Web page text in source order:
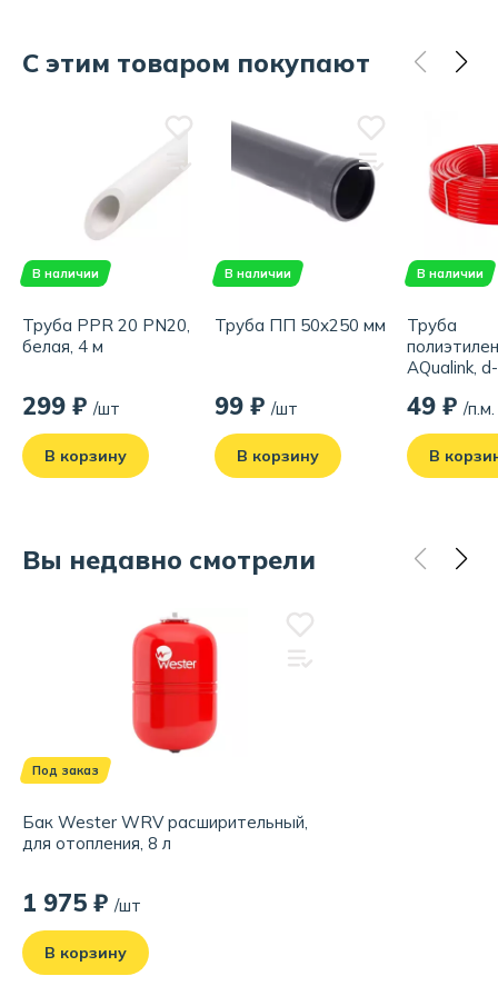
С этим товаром покупают
В наличии
Труба PPR 20 PN20,
белая, 4 м
299 ₽ /шт
В корзину
В наличии
Труба ПП 50х250 мм
99 ₽ /шт
В корзину
В наличии
Труба
AQualink,
49 ₽ /п.м.
В
Вы недавно смотрели
Под заказ
Бак Wester WRV расширительный,
для отопления, 8 л
1 975 ₽ /шт
В корзину